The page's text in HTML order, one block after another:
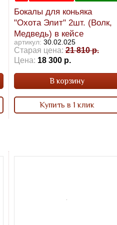
Бокалы для коньяка
"Охота Элит" 2шт. (Волк,
Медведь) в кейсе
артикул: 30.02.025
Старая цена: 21 810 р.
Цена: 18 300 р.
В корзину
Купить в 1 клик